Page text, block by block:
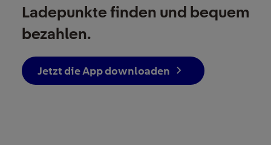
Ladepunkte finden und bequem
bezahlen.
Jetzt die App downloaden